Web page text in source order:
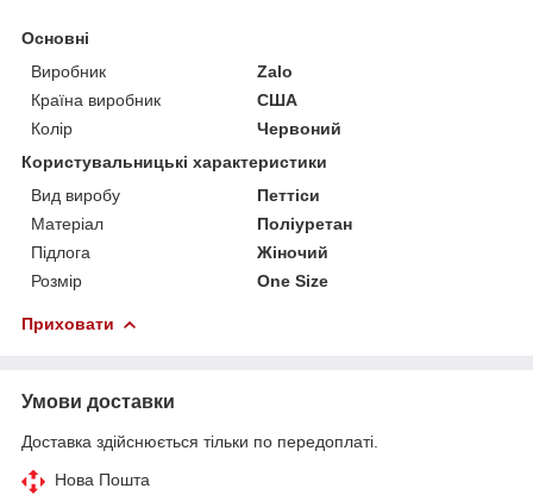
Основні
Виробник
Zalo
Країна виробник
США
Колір
Червоний
Користувальницькі характеристики
Вид виробу
Петтіси
Матеріал
Поліуретан
Підлога
Жіночий
Розмір
One Size
Приховати
Умови доставки
Доставка здійснюється тільки по передоплаті.
Нова Пошта